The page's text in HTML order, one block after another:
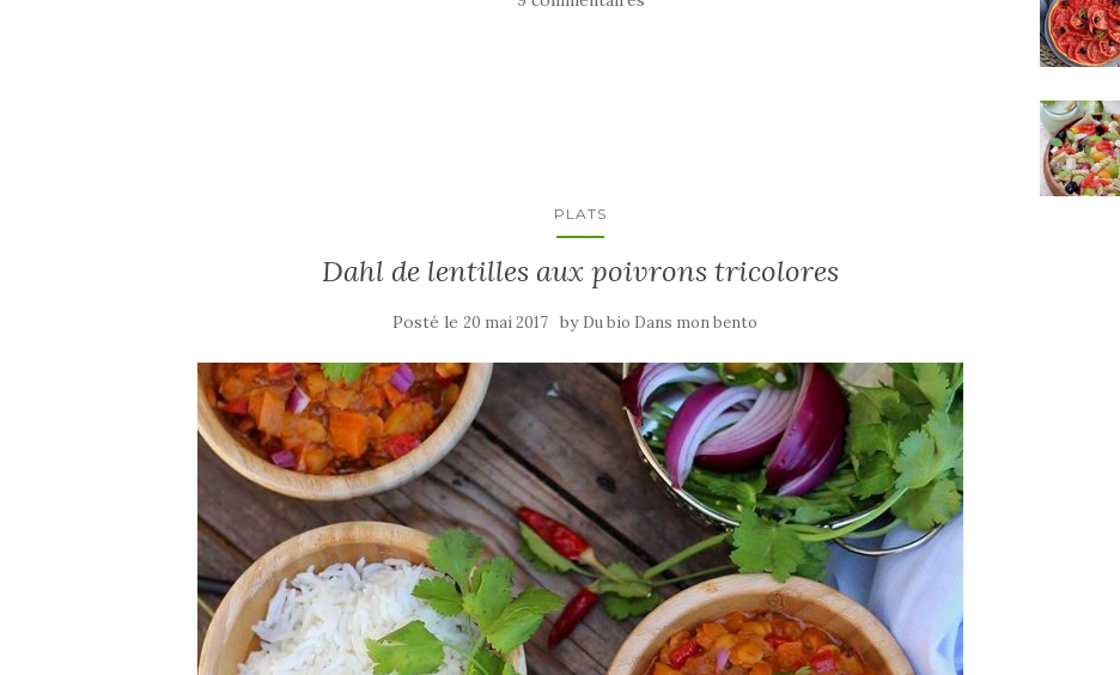
PLATS
Dahl de lentilles aux poivrons tricolores
Posté le 20 mai 2017 by Du bio Dans mon bento